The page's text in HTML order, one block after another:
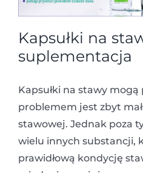
Kapsułki na
suplementacja
Kapsułki na stawy mogą
problemem jest zbyt
stawowej. Jednak poza
wielu innych substancji,
prawidłową kondycję